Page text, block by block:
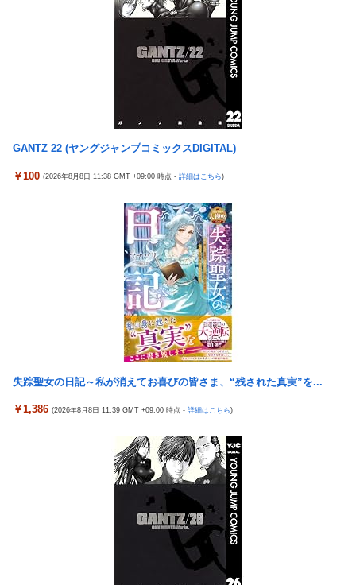
海外「日本は戦勝国なんだよ」 戦後の日本人の特別な生き様に各
【画像】居酒屋さん、6人で長居して会計4939円しか使わない客
にお気持ち表明してしまう←コレどっちが悪いんや？？？？？？
女芸人の吉住さん（36）メイクしたら普通に美人の部類だったと
判明ｗｗｗｗｗｗｗｗｗ
【悲報】チーター、無理矢理カメラを設置されてしょんぼり顔
佐藤二朗、橋本愛との騒動で主演映画が完全白紙へｗｗｗｗｗ
ひろゆき「出馬する気ないから話さなかった」妻「それでも不誠
実だろ」→離婚協議へｗｗｗｗｗ
【悲報】瀬戸環奈がスタイルよすぎて一般男性が隣に並ぶとチン
チクリンに見えてしまう
女芸人の吉住さん（36）メイクしたら普通に美人の部類だったと
判明ｗｗｗｗｗｗｗｗｗ
大竹しのぶ「戦争放棄の国であり続けよう」←この投稿が話題に
「ドラクエ11」攻略感想(54/クリア後)マルティナの「しんぴのビ
倉木しおりアリスJAPAN8月新作「先っぽだけなら浮気じゃない
よ？イケないギリギリの焦らし責めに屈し膣奥深ハメ浮気」理性
【J1第1節 名古屋×清水】清水は北川の完璧なボレーと無失点で
白星スタート！ホーム公式戦での対名古屋戦の連敗を7で止める
銀シャリ・橋本「映画館でなんでみんなポップコーン食べたいん
ですか」「一番いいときにカシャカシャ…」
隣の臭デブキング貧乏揺すり背中のけぞりキョロ厨カンスケデブ
判明ｗｗｗｗｗｗｗｗｗ
大竹しのぶ「戦争放棄の国であり続けよう」←この投稿が話題に
倉木しおりアリスJAPAN8月新作「先っぽだけなら浮気じゃない
よ？イケないギリギリの焦らし責めに屈し膣奥深ハメ浮気」理性
【虹ヶ咲】「夏はせつ泣き」がキャッチコピーの映画【ラブライ
隣の臭デブキング貧乏揺すり背中のけぞりキョロ厨カンスケデブ
【悲報】「ビッグモーター」とかいう完全に逃げ切ったゴミクズ
スマスロSAO2のガラス、粉々になってしまう…役物が近いのが
ラオウがサウザーに勝てないって信じられないんだが…
メトロイドプライム4 新品が2999円に…
ヨーロッパが中国製メガソーラーを締め出しｗｗｗ
【九州名物】鶏刺し食べた医師、全身麻痺へ…「死んだほうが良
なってしまうと世界が騒然
ストロングビデ1【ふくらすずめ】
野田昇吾、初の準優進出目前も「一回希望」で賞典除外
【朗報】AKB48 ロッテとコラボ決定！！
高市政権に媚びて偏向報道まみれの産経新聞、コスト上昇に耐え
【ウマ娘】コミケで配布予定だった非公式グッズ「オグリキャッ
GANTZ 22 (ヤングジャンプコミックスDIGITAL)
￥100 (2026年8月8日 11:38 GMT +09:00 時点 - 詳細はこちら)
失踪聖女の日記～私が消えてお喜びの皆さま、“残された真実”を...
￥1,386 (2026年8月8日 11:39 GMT +09:00 時点 - 詳細はこちら)